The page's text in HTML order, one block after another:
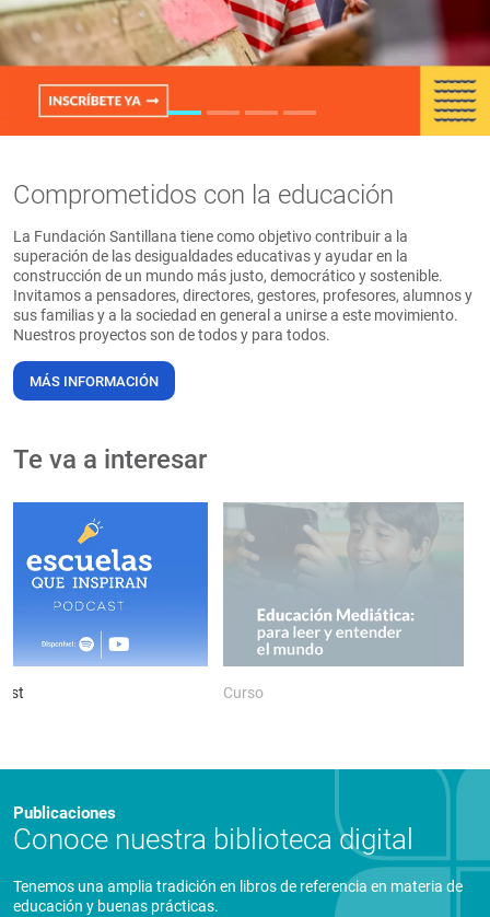
PT
Comprometidos con la educación
La Fundación Santillana tiene como objetivo contribuir a la
superación de las desigualdades educativas y ayudar en la
construcción de un mundo más justo, democrático y sostenible.
Invitamos a pensadores, directores, gestores, profesores, alumnos y
sus familias y a la sociedad en general a unirse a este movimiento.
Nuestros proyectos son de todos y para todos.
MÁS INFORMACIÓN
Te va a interesar
Curso
Publicaciones
Conoce nuestra biblioteca digital
Tenemos una amplia tradición en libros de referencia en materia de
educación y buenas prácticas.